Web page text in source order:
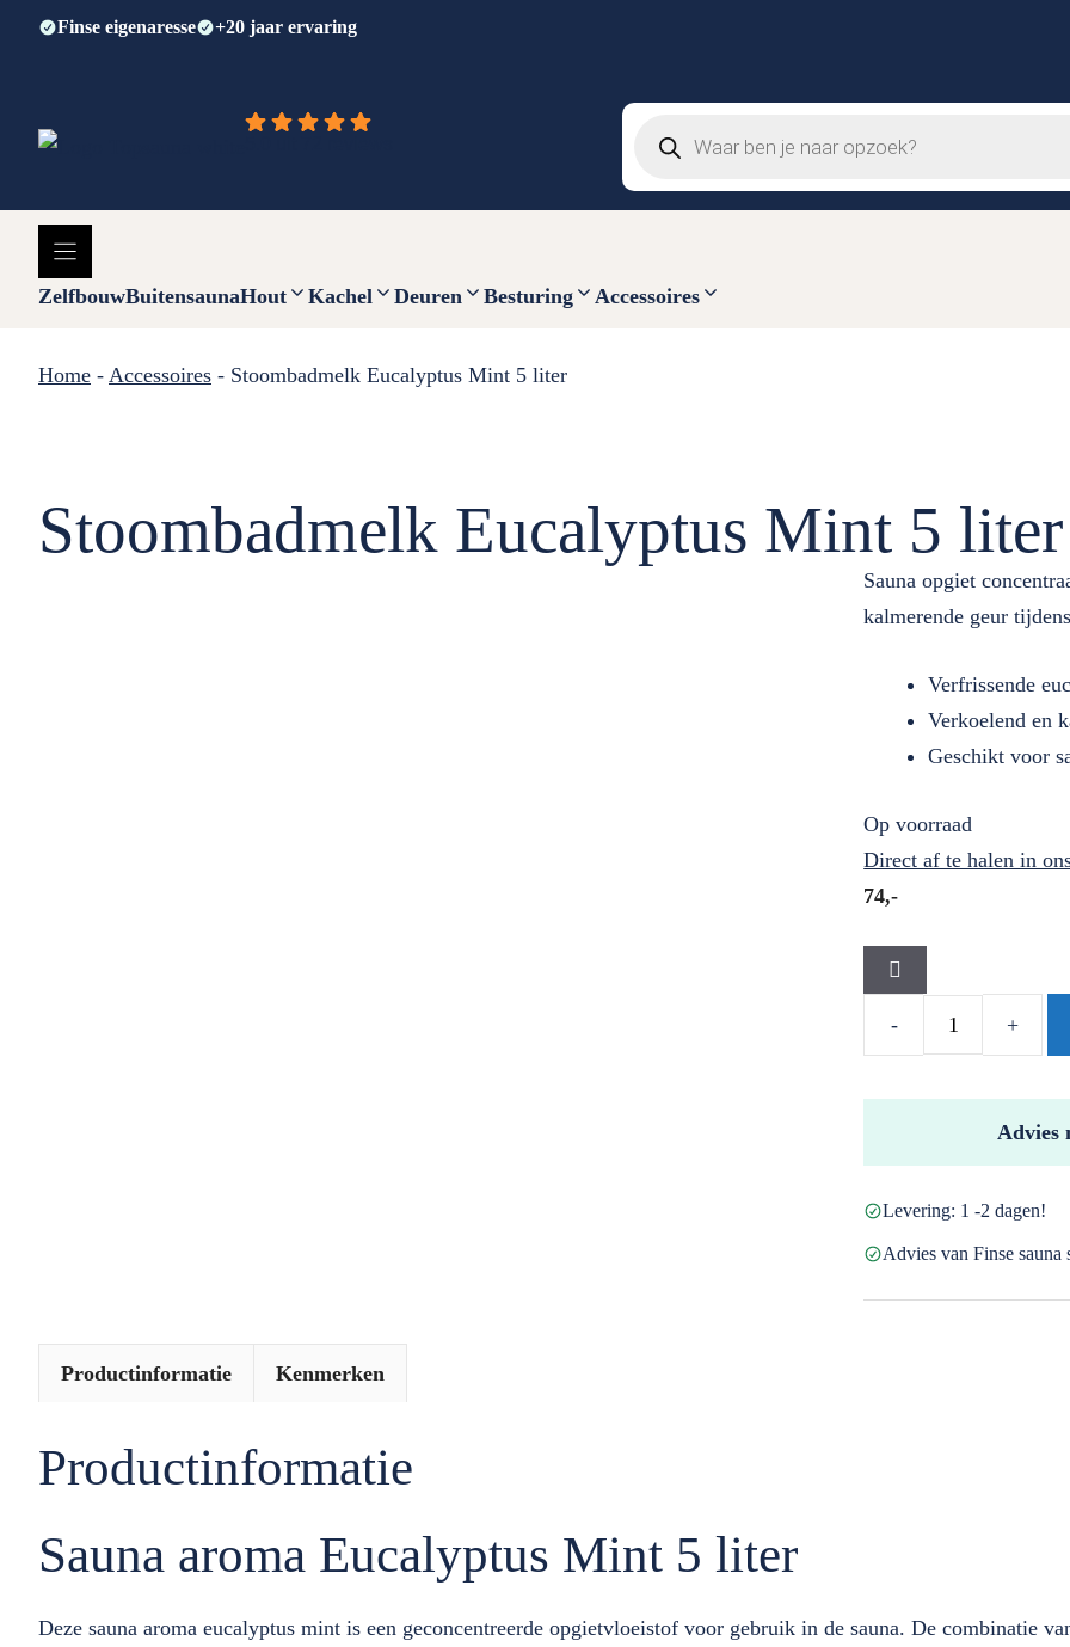
inhoud
Finse eigenaresse +20 jaar ervaring
zoeken
ZelfbouwBuitensaunaHout Kachel Deuren Besturing Accessoires
Home - Accessoires - Stoombadmelk Eucalyptus Mint 5 liter
Stoombadmelk Eucalyptus Mint 5 liter
Sauna opgiet
kalmerende geur
Verfrissende
Verkoelend en
Geschikt voor
Op voorraad
Direct af te halen in
74,-
aantal
Advies
Levering: 1 -2 dagen!
Advies van Finse sauna
Productinformatie Kenmerken
Productinformatie
Sauna aroma Eucalyptus Mint 5 liter
Deze sauna aroma eucalyptus mint is een geconcentreerde opgietvloeistof voor gebruik in de sauna. De combinatie